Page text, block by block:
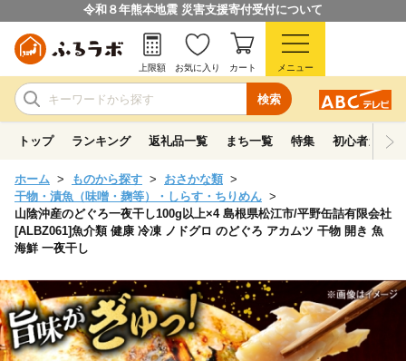
令和８年熊本地震 災害支援寄付受付について
検索
上限額 お気に入り カート メニュー
トップ ランキング 返礼品一覧 まち一覧 特集 初心者ガイド
ホーム ものから探す
おさかな類
干物・漬魚（味噌・麹等）・しらす・ちりめん
山陰沖産のどぐろ一夜干し100g以上×4 島根県松江市/平野缶詰有限会社
[ALBZ061]魚介類 健康 冷凍 ノドグロ のどぐろ アカムツ 干物 開き 魚
海鮮 一夜干し